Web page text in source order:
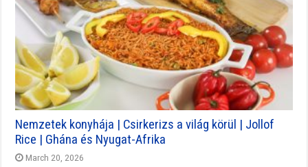
Nemzetek konyhája | Csirkerizs a világ körül | Jollof
Rice | Ghána és Nyugat-Afrika
March 20, 2026